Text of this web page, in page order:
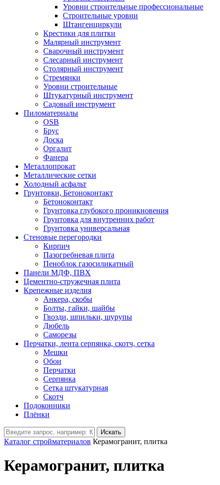
Уровни строительные профессиональные
Строительные уровни
Штангенциркули
Крестики для плитки
Малярный инструмент
Сварочный инструмент
Слесарный инструмент
Столярный инструмент
Стремянки
Уровни строительные
Штукатурный инструмент
Садовый инструмент
Пиломатериалы
OSB
Брус
Доска
Оргалит
Фанера
Металлопрокат
Металлические сетки
Холодный асфальт
Грунтовки, Бетоноконтакт
Бетоноконтакт
Грунтовка глубокого проникновения
Грунтовка для внутренних работ
Грунтовка универсальная
Стеновые перегородки
Кирпич
Пазогребневая плита
Пеноблок газосиликатный
Панели МДФ, ПВХ
Цементно-стружечная плита
Крепежные изделия
Анкера, скобы
Болты, гайки, шайбы
Гвозди, шпильки, шурупы
Дюбель
Саморезы
Перчатки, лента серпянка, скотч, сетка
Мешки
Обои
Перчатки
Серпянка
Сетка штукатурная
Скотч
Подоконники
Плёнки
Искать
Каталог стройматериалов Керамогранит, плитка
Керамогранит, плитка